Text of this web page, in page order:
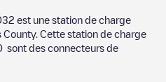
est une station de charge
County. Cette station de charge
sont des connecteurs de